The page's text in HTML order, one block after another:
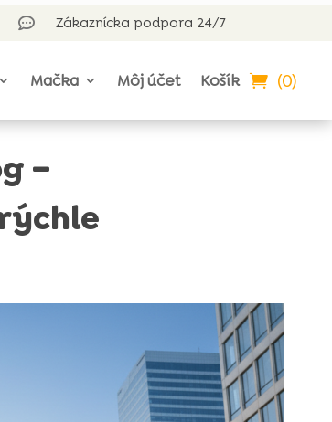
 Zákaznícka podpora 24/7
Mačka Môj účet Košík (0)
–